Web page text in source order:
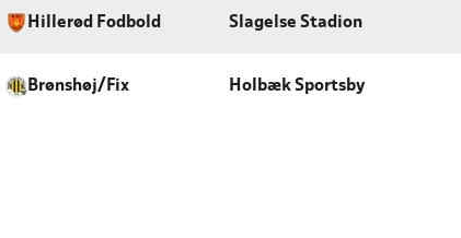
Hillerød Fodbold Slagelse Stadion
Brønshøj/Fix Holbæk Sportsby